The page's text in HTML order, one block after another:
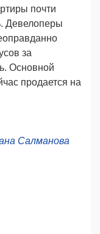
почти
Девелоперы
за
Основной
продается на
Салманова